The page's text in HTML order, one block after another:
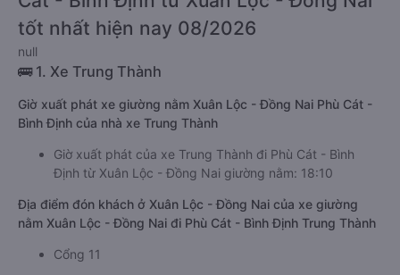
tốt nhất hiện nay 08/2026
null
🚌 1. Xe Trung Thành
Giờ xuất phát xe giường nằm Xuân Lộc - Đồng Nai Phù Cát -
Bình Định của nhà xe Trung Thành
Giờ xuất phát của xe Trung Thành đi Phù Cát - Bình
Định từ Xuân Lộc - Đồng Nai giường nằm: 18:10
Địa điểm đón khách ở Xuân Lộc - Đồng Nai của xe giường
nằm Xuân Lộc - Đồng Nai đi Phù Cát - Bình Định Trung Thành
Cổng 11